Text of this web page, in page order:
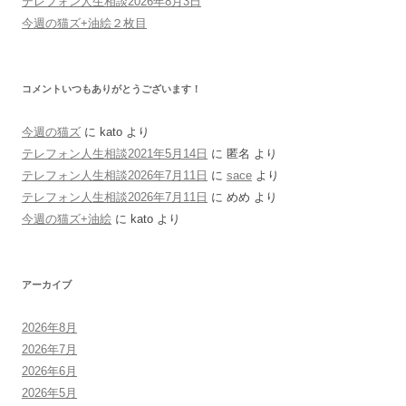
今週の猫ズ+油絵２枚目
コメントいつもありがとうございます！
今週の猫ズ に kato より
テレフォン人生相談2021年5月14日 に 匿名 より
テレフォン人生相談2026年7月11日 に sace より
テレフォン人生相談2026年7月11日 に めめ より
今週の猫ズ+油絵 に kato より
アーカイブ
2026年8月
2026年7月
2026年6月
2026年5月